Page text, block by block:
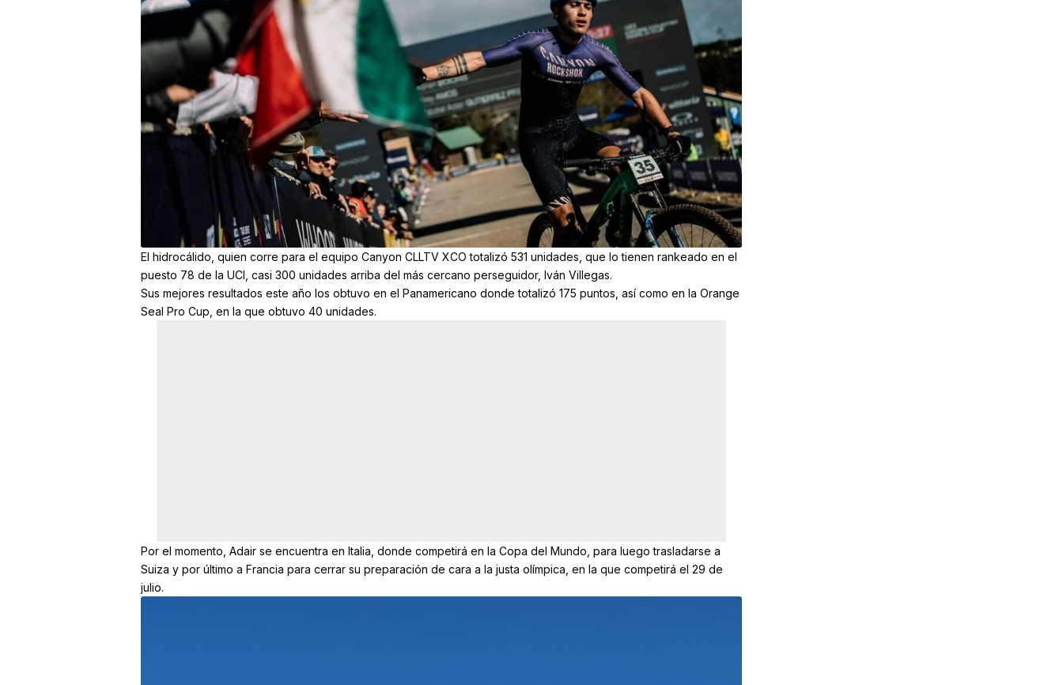
El hidrocálido, quien corre para el equipo Canyon CLLTV XCO totalizó 531 unidades, que lo tienen rankeado en el
puesto 78 de la UCI, casi 300 unidades arriba del más cercano perseguidor, Iván Villegas.
Sus mejores resultados este año los obtuvo en el Panamericano donde totalizó 175 puntos, así como en la Orange
Seal Pro Cup, en la que obtuvo 40 unidades.
Por el momento, Adair se encuentra en Italia, donde competirá en la Copa del Mundo, para luego trasladarse a
Suiza y por último a Francia para cerrar su preparación de cara a la justa olímpica, en la que competirá el 29 de
julio.